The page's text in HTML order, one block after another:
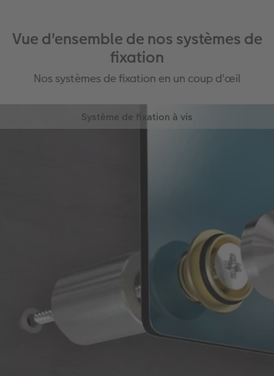
Vue d'ensemble de nos systèmes de
fixation
Nos systèmes de fixation en un coup d'œil
Système de fixation à vis
Votre photo est fixée à l'aide de quatre vis visibles
aux quatre coins de votre déco murale.
L'espacement par rapport au mur est de 20
millimètres environ. Le système de fixation à vis est
proposé avec les posters sur alu (impression